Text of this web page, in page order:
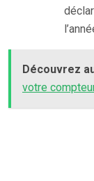
Découvrez
votre